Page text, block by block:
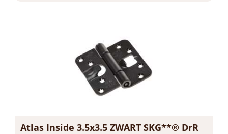
Atlas Inside 3.5x3.5 ZWART SKG**® DrR